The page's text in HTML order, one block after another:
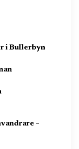
i Bullerbyn
–